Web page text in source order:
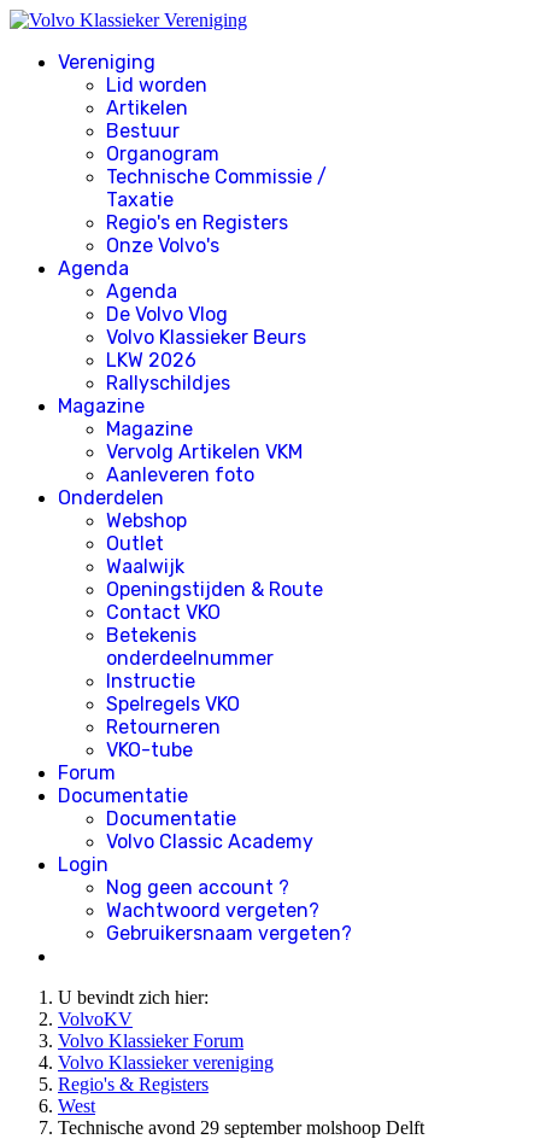
Vereniging
Lid worden
Artikelen
Bestuur
Organogram
Technische Commissie /
Taxatie
Regio's en Registers
Onze Volvo's
Agenda
Agenda
De Volvo Vlog
Volvo Klassieker Beurs
LKW 2026
Rallyschildjes
Magazine
Magazine
Vervolg Artikelen VKM
Aanleveren foto
Onderdelen
Webshop
Outlet
Waalwijk
Openingstijden & Route
Contact VKO
Betekenis
onderdeelnummer
Instructie
Spelregels VKO
Retourneren
VKO-tube
Forum
Documentatie
Documentatie
Volvo Classic Academy
Login
Nog geen account ?
Wachtwoord vergeten?
Gebruikersnaam vergeten?
U bevindt zich hier:
VolvoKV
Volvo Klassieker Forum
Volvo Klassieker vereniging
Regio's & Registers
West
Technische avond 29 september molshoop Delft